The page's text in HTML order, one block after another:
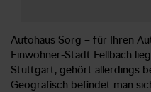
Autohaus Sorg – für Ihren
Einwohner-Stadt Fellbach
Stuttgart, gehört allerdings
Geografisch befindet man